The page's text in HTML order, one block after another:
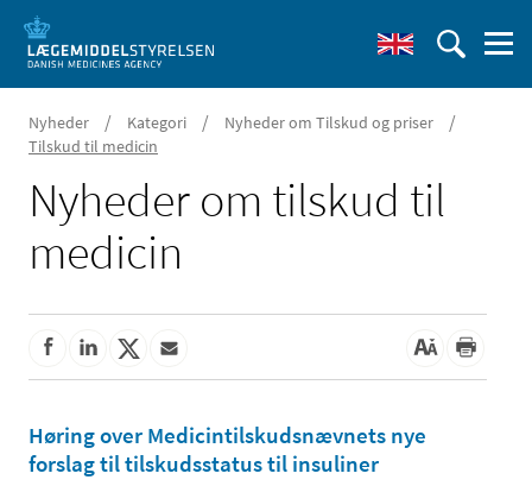
Nyheder / Kategori / Nyheder om Tilskud og priser /
Tilskud til medicin
Nyheder om tilskud til
medicin
Høring over Medicintilskudsnævnets nye
forslag til tilskudsstatus til insuliner